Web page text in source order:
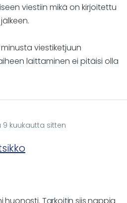
viestiin mikä on kirjoitettu
viestiketjuun
laittaminen ei pitäisi olla
9 kuukautta sitten